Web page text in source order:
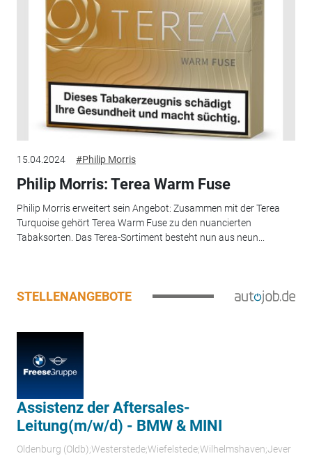
15.04.2024 #Philip Morris
Philip Morris: Terea Warm Fuse
Philip Morris erweitert sein Angebot: Zusammen mit der Terea
Turquoise gehört Terea Warm Fuse zu den nuancierten
Tabaksorten. Das Terea-Sortiment besteht nun aus neun...
STELLENANGEBOTE
Assistenz der Aftersales-
Leitung(m/w/d) - BMW & MINI
Oldenburg (Oldb);Westerstede;Wiefelstede;Wilhelmshaven;Jever